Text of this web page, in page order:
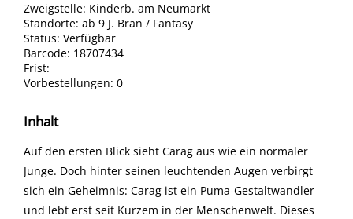
Zweigstelle: Kinderb. am Neumarkt
Standorte: ab 9 J. Bran / Fantasy
Status: Verfügbar
Barcode: 18707434
Frist:
Vorbestellungen: 0
Inhalt
Auf den ersten Blick sieht Carag aus wie ein normaler
Junge. Doch hinter seinen leuchtenden Augen verbirgt
sich ein Geheimnis: Carag ist ein Puma-Gestaltwandler
und lebt erst seit Kurzem in der Menschenwelt. Dieses